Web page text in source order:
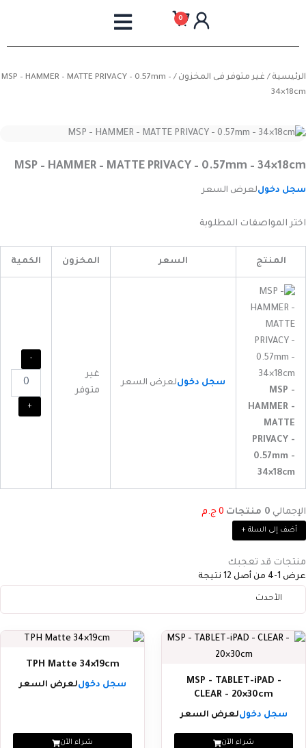
0
الرئيسية / غير متوفر فى المخزون
/ MSP – HAMMER – MATTE PRIVACY – 0.57mm –
34×18cm
MSP – HAMMER – MATTE PRIVACY – 0.57mm – 34×18cm
سجل دخوللعرض السعر
اختر المواصفات المطلوبة
المنتج السعر المخزون الكمية
MSP -
HAMMER -
MATTE
PRIVACY -
0.57mm -
34×18cm
سجل دخوللعرض السعر
غير
متوفر
-
+
الإجمالي 0 منتجات 0 ج.م
أضف إلى السلة +
منتجات قد تعجبك
عرض 1-4 من أصل 12 نتيجة
MSP - TABLET-iPAD -
CLEAR - 20×30cm
سجل دخوللعرض السعر
شراء الآن
TPH Matte 34×19cm
سجل دخوللعرض السعر
شراء الآن